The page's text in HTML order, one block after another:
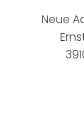
Neue